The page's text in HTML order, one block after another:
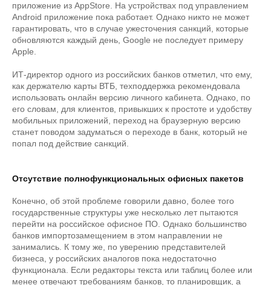
приложение из AppStore. На устройствах под управлением
Android приложение пока работает. Однако никто не может
гарантировать, что в случае ужесточения санкций, которые
обновляются каждый день, Google не последует примеру
Apple.
ИТ-директор одного из российских банков отметил, что ему,
как держателю карты ВТБ, техподдержка рекомендовала
использовать онлайн версию личного кабинета. Однако, по
его словам, для клиентов, привыкших к простоте и удобству
мобильных приложений, переход на браузерную версию
станет поводом задуматься о переходе в банк, который не
попал под действие санкций.
Отсутствие полнофункциональных офисных пакетов
Конечно, об этой проблеме говорили давно, более того
государственные структуры уже несколько лет пытаются
перейти на российское офисное ПО. Однако большинство
банков импортозамещением в этом направлении не
занимались. К тому же, по уверению представителей
бизнеса, у российских аналогов пока недостаточно
функционала. Если редакторы текста или таблиц более или
менее отвечают требованиям банков, то планировщик, а